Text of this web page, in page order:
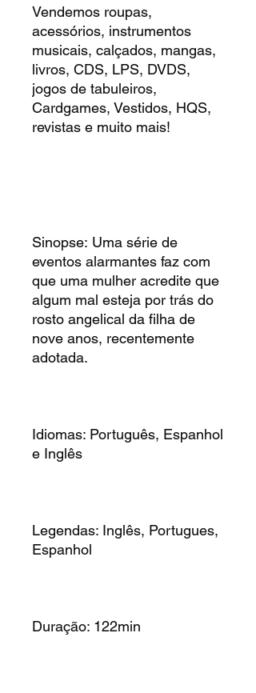
Vendemos roupas,
acessórios, instrumentos
musicais, calçados, mangas,
livros, CDS, LPS, DVDS,
jogos de tabuleiros,
Cardgames, Vestidos, HQS,
revistas e muito mais!
Sinopse: Uma série de
eventos alarmantes faz com
que uma mulher acredite que
algum mal esteja por trás do
rosto angelical da filha de
nove anos, recentemente
adotada.
Idiomas: Português, Espanhol
e Inglês
Legendas: Inglês, Portugues,
Espanhol
Duração: 122min